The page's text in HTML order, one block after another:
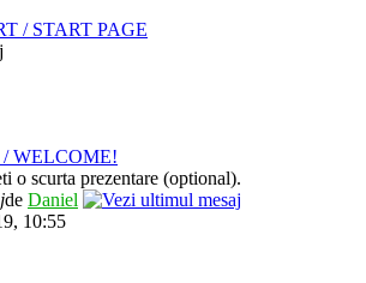
/ START PAGE
WELCOME!
o scurta prezentare (optional).
de Daniel
10:55